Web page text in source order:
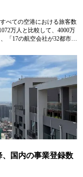
べての空港における旅客数
万人と比較して、4000万
「17の航空会社が32都市へ
、国内の事業登録数